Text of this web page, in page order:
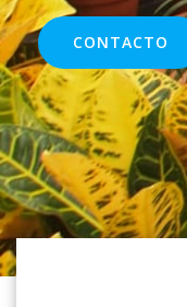
CONTACTO